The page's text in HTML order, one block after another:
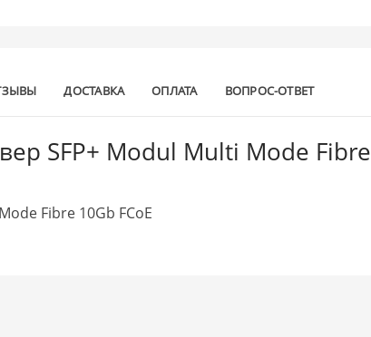
ДОСТАВКА ОПЛАТА ВОПРОС-ОТВЕТ
SFP+ Modul Multi Mode Fibre
Fibre 10Gb FCoE